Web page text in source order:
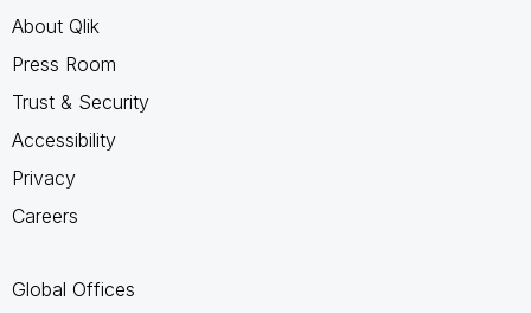
About Qlik
Press Room
Trust & Security
Accessibility
Privacy
Careers
Global Offices